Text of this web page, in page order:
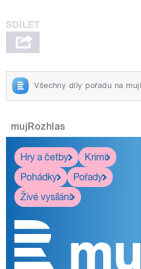
Všechny díly pořadu na
mujRozhlas
Hry a četby
Krimi
Pohádky
Pořady
Živé vysílání